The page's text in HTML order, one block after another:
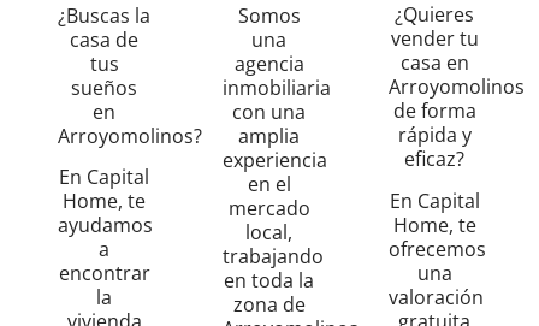
¿Buscas la
casa de
tus
sueños
en
Arroyomolinos?
En Capital
Home, te
ayudamos
a
encontrar
la
Somos
una
agencia
inmobiliaria
con una
amplia
experiencia
en el
mercado
local,
trabajando
en toda la
zona de
¿Quieres
vender tu
casa en
Arroyomolinos
de forma
rápida y
eficaz?
En Capital
Home, te
ofrecemos
una
valoración
gratuita